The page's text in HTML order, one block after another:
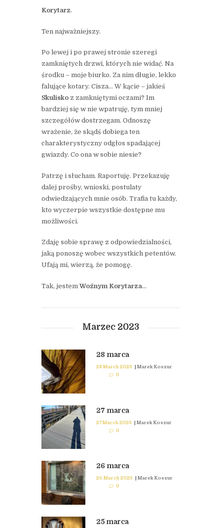
Korytarz.
Ten najważniejszy.
Po lewej i po prawej stronie szeregi
zamkniętych drzwi, których nie widać. Na
środku – moje biurko. Za nim długie, lekko
falujące kotary. Cisza… W kącie – jakieś
Skulisko z zamkniętymi oczami? Im
bardziej się w nie wpatruję, tym mniej
szczegółów dostrzegam. Odnoszę
wrażenie, że skądś dobiega ten
charakterystyczny odgłos spadającej
gwiazdy. Co ona w sobie niesie?
Patrzę i słucham. Raportuję. Przekazuję
dalej prośby, wnioski, postulaty
odwiedzających mnie osób. Trafia tu każdy,
kto wyczerpie wszystkie dostępne mu
możliwości.
Zdaję sobie sprawę z odpowiedzialności,
jaką ponoszę wobec wszystkich petentów.
Ufają mi, wierzą, że pomogę.
Tak, jestem Woźnym Korytarza…
Marzec 2023
28 marca
28 March 2023 | Marek Koszur
0
27 marca
27 March 2023 | Marek Koszur
0
26 marca
26 March 2023 | Marek Koszur
0
25 marca